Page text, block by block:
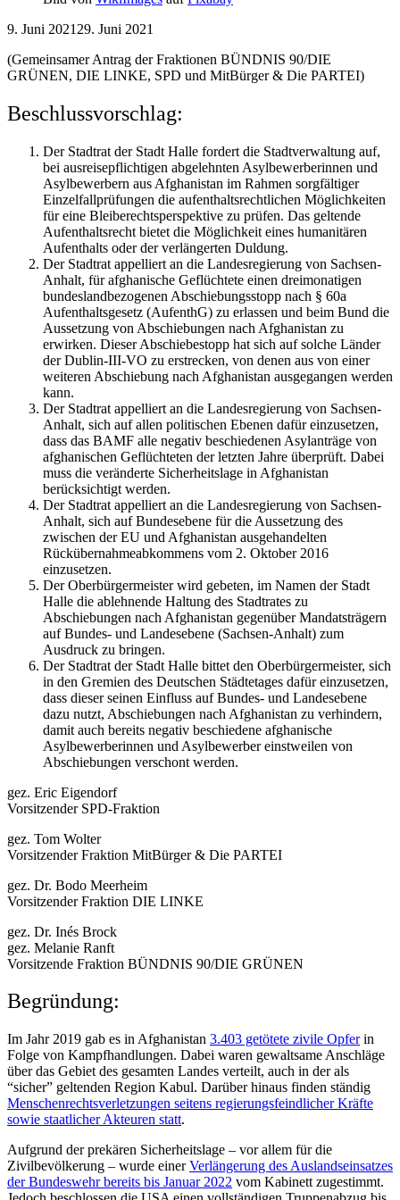
9. Juni 2021 29. Juni 2021
(Gemeinsamer Antrag der Fraktionen BÜNDNIS 90/DIE
GRÜNEN, DIE LINKE, SPD und MitBürger & Die PARTEI)
Beschlussvorschlag:
Der Stadtrat der Stadt Halle fordert die Stadtverwaltung auf,
bei ausreisepflichtigen abgelehnten Asylbewerberinnen und
Asylbewerbern aus Afghanistan im Rahmen sorgfältiger
Einzelfallprüfungen die aufenthaltsrechtlichen Möglichkeiten
für eine Bleiberechtsperspektive zu prüfen. Das geltende
Aufenthaltsrecht bietet die Möglichkeit eines humanitären
Aufenthalts oder der verlängerten Duldung.
Der Stadtrat appelliert an die Landesregierung von Sachsen-
Anhalt, für afghanische Geflüchtete einen dreimonatigen
bundeslandbezogenen Abschiebungsstopp nach § 60a
Aufenthaltsgesetz (AufenthG) zu erlassen und beim Bund die
Aussetzung von Abschiebungen nach Afghanistan zu
erwirken. Dieser Abschiebestopp hat sich auf solche Länder
der Dublin-III-VO zu erstrecken, von denen aus von einer
weiteren Abschiebung nach Afghanistan ausgegangen werden
kann.
Der Stadtrat appelliert an die Landesregierung von Sachsen-
Anhalt, sich auf allen politischen Ebenen dafür einzusetzen,
dass das BAMF alle negativ beschiedenen Asylanträge von
afghanischen Geflüchteten der letzten Jahre überprüft. Dabei
muss die veränderte Sicherheitslage in Afghanistan
berücksichtigt werden.
Der Stadtrat appelliert an die Landesregierung von Sachsen-
Anhalt, sich auf Bundesebene für die Aussetzung des
zwischen der EU und Afghanistan ausgehandelten
Rückübernahmeabkommens vom 2. Oktober 2016
einzusetzen.
Der Oberbürgermeister wird gebeten, im Namen der Stadt
Halle die ablehnende Haltung des Stadtrates zu
Abschiebungen nach Afghanistan gegenüber Mandatsträgern
auf Bundes- und Landesebene (Sachsen-Anhalt) zum
Ausdruck zu bringen.
Der Stadtrat der Stadt Halle bittet den Oberbürgermeister, sich
in den Gremien des Deutschen Städtetages dafür einzusetzen,
dass dieser seinen Einfluss auf Bundes- und Landesebene
dazu nutzt, Abschiebungen nach Afghanistan zu verhindern,
damit auch bereits negativ beschiedene afghanische
Asylbewerberinnen und Asylbewerber einstweilen von
Abschiebungen verschont werden.
gez. Eric Eigendorf
Vorsitzender SPD-Fraktion
gez. Tom Wolter
Vorsitzender Fraktion MitBürger & Die PARTEI
gez. Dr. Bodo Meerheim
Vorsitzender Fraktion DIE LINKE
gez. Dr. Inés Brock
gez. Melanie Ranft
Vorsitzende Fraktion BÜNDNIS 90/DIE GRÜNEN
Begründung:
Im Jahr 2019 gab es in Afghanistan 3.403 getötete zivile Opferin
Folge von Kampfhandlungen. Dabei waren gewaltsame Anschläge
über das Gebiet des gesamten Landes verteilt, auch in der als
“sicher” geltenden Region Kabul. Darüber hinaus finden ständig
Menschenrechtsverletzungen seitens regierungsfeindlicher Kräfte
sowie staatlicher Akteuren statt.
Aufgrund der prekären Sicherheitslage – vor allem für die
Zivilbevölkerung – wurde einerVerlängerung des Auslandseinsatzes
der Bundeswehr bereits bis Januar 2022 vom Kabinett zugestimmt.